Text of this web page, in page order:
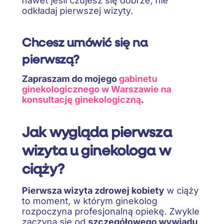
odkładaj pierwszej wizyty.
Chcesz umówić się na
pierwszą?
Zapraszam do mojegogabinetu
ginekologicznego w Warszawie na
konsultację ginekologiczną.
Jak wygląda pierwsza
wizyta u ginekologa w
ciąży?
Pierwsza wizyta zdrowej kobiety w ciąży
to moment, w którym ginekolog
rozpoczyna profesjonalną opiekę. Zwykle
zaczyna się od szczegółowego wywiadu